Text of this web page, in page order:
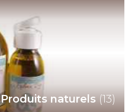
Produits naturels(13)